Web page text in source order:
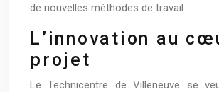
de nouvelles méthodes de travail.
L’innovation au
projet
Le Technicentre de Villeneuve se